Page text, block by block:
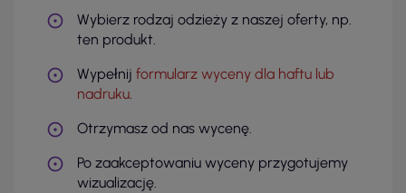
Wybierz rodzaj odzieży z naszej oferty, np.
ten produkt.
Wypełnij formularz wyceny dla haftu lub
nadruku.
Otrzymasz od nas wycenę.
Po zaakceptowaniu wyceny przygotujemy
wizualizację.